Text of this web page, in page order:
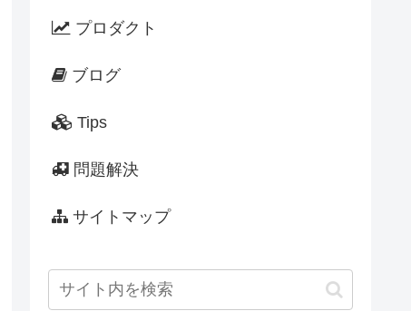
プロダクト
ブログ
Tips
問題解決
サイトマップ